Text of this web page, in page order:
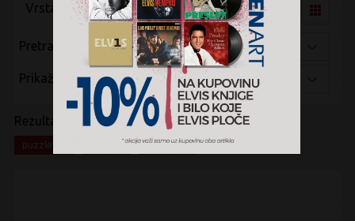
Vrsta pregleda:
Pretraži po:
Prikaži po:
Rezultati pretrage:
Blu-ray x